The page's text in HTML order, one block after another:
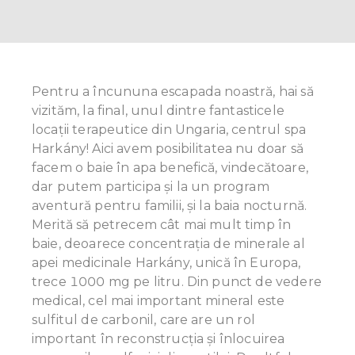
Pentru a încununa escapada noastră, hai să
vizităm, la final, unul dintre fantasticele
locații terapeutice din Ungaria, centrul spa
Harkány! Aici avem posibilitatea nu doar să
facem o baie în apa benefică, vindecătoare,
dar putem participa și la un program
aventură pentru familii, și la baia nocturnă.
Merită să petrecem cât mai mult timp în
baie, deoarece concentrația de minerale al
apei medicinale Harkány, unică în Europa,
trece 1000 mg pe litru. Din punct de vedere
medical, cel mai important mineral este
sulfitul de carbonil, care are un rol
important în reconstrucția și înlocuirea